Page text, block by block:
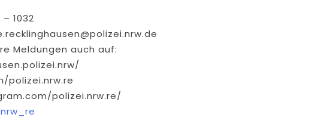
1032
Meldungen auch auf:
polizei.nrw.re
polizei.nrw.re/